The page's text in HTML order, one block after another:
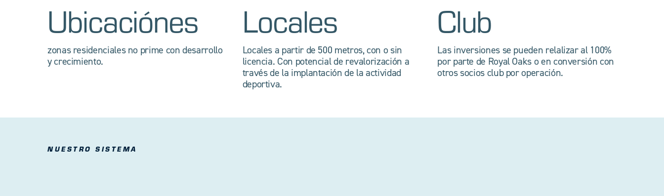
Ubicaciónes
zonas residenciales no prime con desarrollo
y crecimiento.
Locales
Locales a partir de 500 metros, con o sin
licencia. Con potencial de revalorización a
través de la implantación de la actividad
deportiva.
Club
Las inversiones se pueden relalizar al 100%
por parte de Royal Oaks o en conversión con
otros socios club por operación.
NUESTRO SISTEMA